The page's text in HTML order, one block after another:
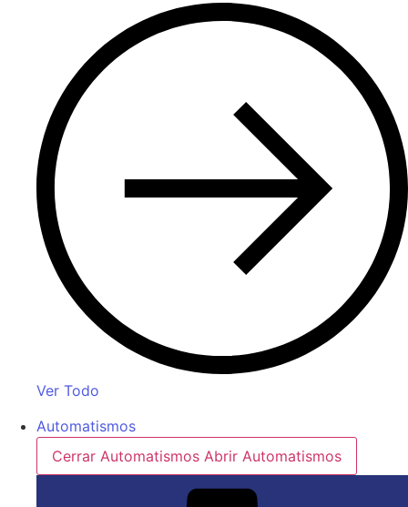
Ver Todo
Automatismos
Cerrar Automatismos Abrir Automatismos